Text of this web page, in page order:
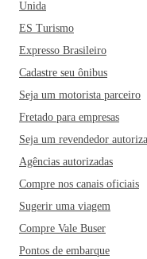
Unida
ES Turismo
Expresso Brasileiro
Cadastre seu ônibus
Seja um motorista parceiro
Fretado para empresas
Seja um revendedor
Agências autorizadas
Compre nos canais oficiais
Sugerir uma viagem
Compre Vale Buser
Pontos de embarque